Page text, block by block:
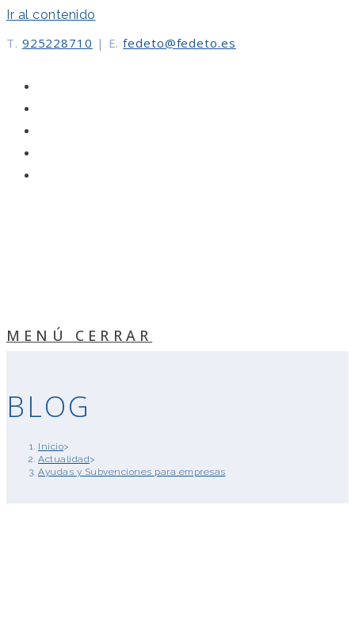
Ir al contenido
T. 925228710 | E. fedeto@fedeto.es
MENÚ CERRAR
BLOG
Inicio>
Actualidad>
Ayudas y Subvenciones para empresas